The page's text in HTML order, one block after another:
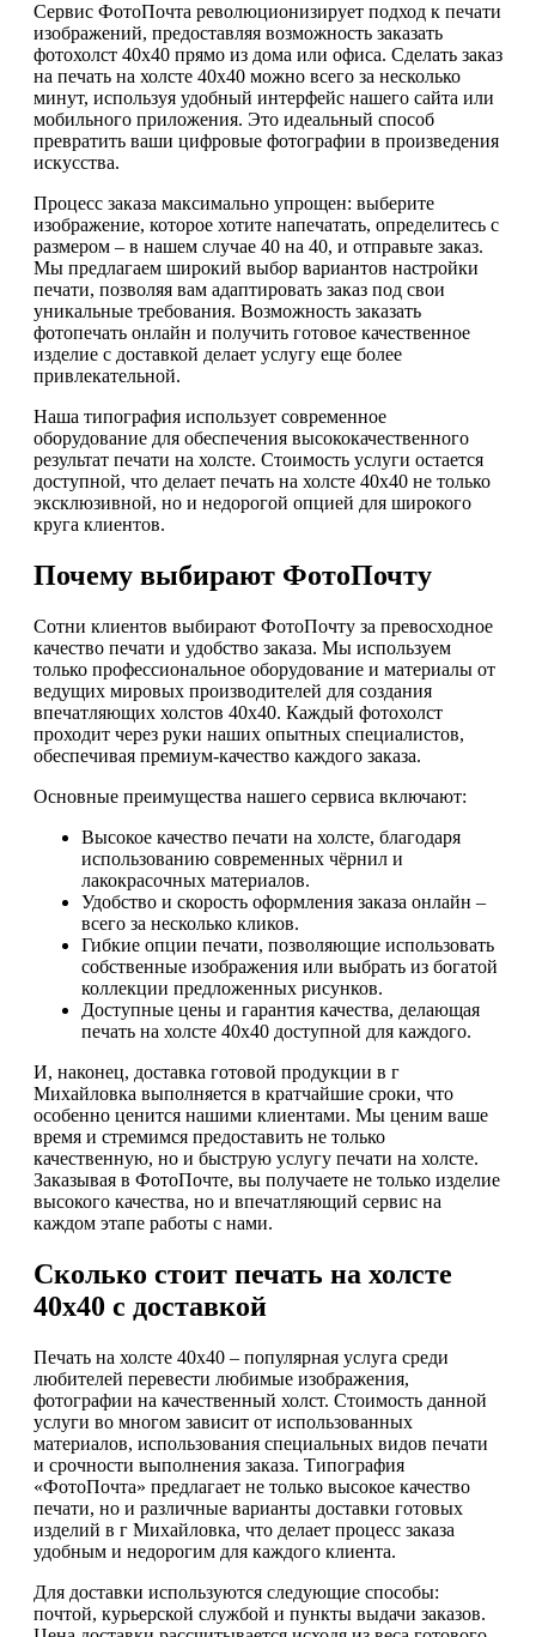
Сервис ФотоПочта революционизирует подход к печати
изображений, предоставляя возможность заказать
фотохолст 40х40 прямо из дома или офиса. Сделать заказ
на печать на холсте 40х40 можно всего за несколько
минут, используя удобный интерфейс нашего сайта или
мобильного приложения. Это идеальный способ
превратить ваши цифровые фотографии в произведения
искусства.
Процесс заказа максимально упрощен: выберите
изображение, которое хотите напечатать, определитесь с
размером – в нашем случае 40 на 40, и отправьте заказ.
Мы предлагаем широкий выбор вариантов настройки
печати, позволяя вам адаптировать заказ под свои
уникальные требования. Возможность заказать
фотопечать онлайн и получить готовое качественное
изделие с доставкой делает услугу еще более
привлекательной.
Наша типография использует современное
оборудование для обеспечения высококачественного
результат печати на холсте. Стоимость услуги остается
доступной, что делает печать на холсте 40х40 не только
эксклюзивной, но и недорогой опцией для широкого
круга клиентов.
Почему выбирают ФотоПочту
Сотни клиентов выбирают ФотоПочту за превосходное
качество печати и удобство заказа. Мы используем
только профессиональное оборудование и материалы от
ведущих мировых производителей для создания
впечатляющих холстов 40х40. Каждый фотохолст
проходит через руки наших опытных специалистов,
обеспечивая премиум-качество каждого заказа.
Основные преимущества нашего сервиса включают:
Высокое качество печати на холсте, благодаря
использованию современных чёрнил и
лакокрасочных материалов.
Удобство и скорость оформления заказа онлайн –
всего за несколько кликов.
Гибкие опции печати, позволяющие использовать
собственные изображения или выбрать из богатой
коллекции предложенных рисунков.
Доступные цены и гарантия качества, делающая
печать на холсте 40х40 доступной для каждого.
И, наконец, доставка готовой продукции в г
Михайловка выполняется в кратчайшие сроки, что
особенно ценится нашими клиентами. Мы ценим ваше
время и стремимся предоставить не только
качественную, но и быструю услугу печати на холсте.
Заказывая в ФотоПочте, вы получаете не только изделие
высокого качества, но и впечатляющий сервис на
каждом этапе работы с нами.
Сколько стоит печать на холсте
40х40 с доставкой
Печать на холсте 40х40 – популярная услуга среди
любителей перевести любимые изображения,
фотографии на качественный холст. Стоимость данной
услуги во многом зависит от использованных
материалов, использования специальных видов печати
и срочности выполнения заказа. Типография
«ФотоПочта» предлагает не только высокое качество
печати, но и различные варианты доставки готовых
изделий в г Михайловка, что делает процесс заказа
удобным и недорогим для каждого клиента.
Для доставки используются следующие способы:
почтой, курьерской службой и пункты выдачи заказов.